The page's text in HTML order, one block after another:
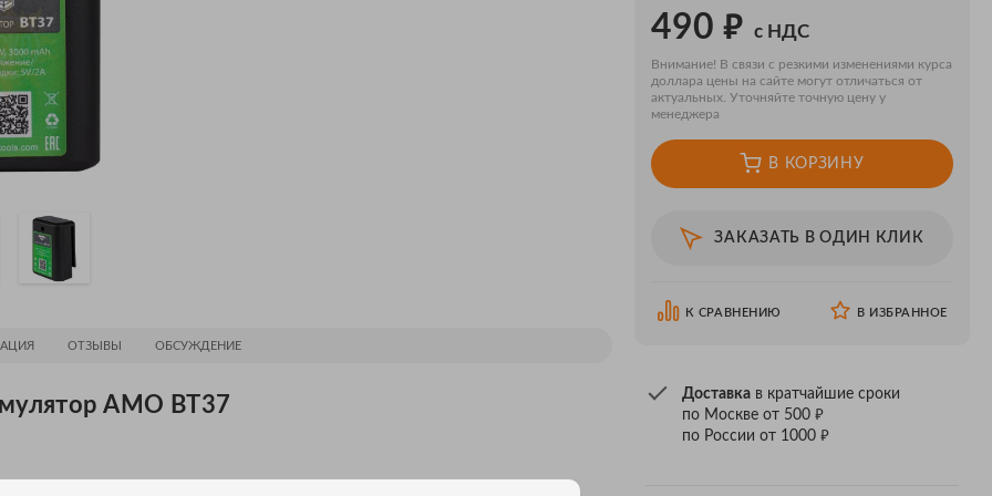
ОТЗЫВЫ ОБСУЖДЕНИЕ
AMO BT37
490 ₽ с НДС
Внимание! В связи с резкими изменениями курса
доллара цены на сайте могут отличаться от
актуальных. Уточняйте точную цену у
менеджера
В КОРЗИНУ
ЗАКАЗАТЬ В ОДИН КЛИК
К СРАВНЕНИЮ В ИЗБРАННОЕ
Доставкав кратчайшие сроки
по Москве от 500 ₽
по России от 1000 ₽